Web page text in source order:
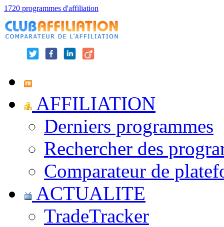
1720 programmes d'affiliation
AFFILIATION
Derniers programmes
Rechercher des
Comparateur de
ACTUALITE
TradeTracker